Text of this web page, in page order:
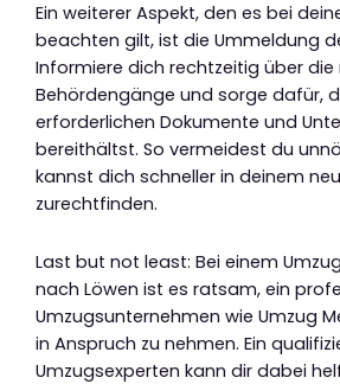
Ein weiterer Aspekt, den es bei
beachten gilt, ist die Ummeldung
Informiere dich rechtzeitig über
Behördengänge und sorge dafür,
erforderlichen Dokumente und
bereithältst. So vermeidest du
kannst dich schneller in deinem
zurechtfinden.
Last but not least: Bei einem
nach Löwen ist es ratsam, ein
Umzugsunternehmen wie Umzug
in Anspruch zu nehmen. Ein
Umzugsexperten kann dir dabei